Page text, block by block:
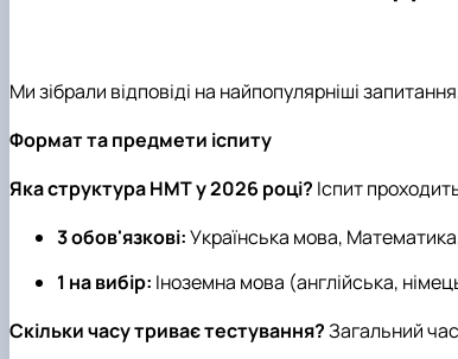
Підготовчі курси до НМТ
Контактні дані
Робочі програми (нефілологічні спеціальності)
Ми зібрали відповіді на найпопулярніші
Формат та предмети іспиту
Яка структура НМТ у 2026 році? Іспит
3 обов'язкові:Українська мова, Математика,
1 на вибір: Іноземна мова (англійська,
Скільки часу триває тестування?Загальний